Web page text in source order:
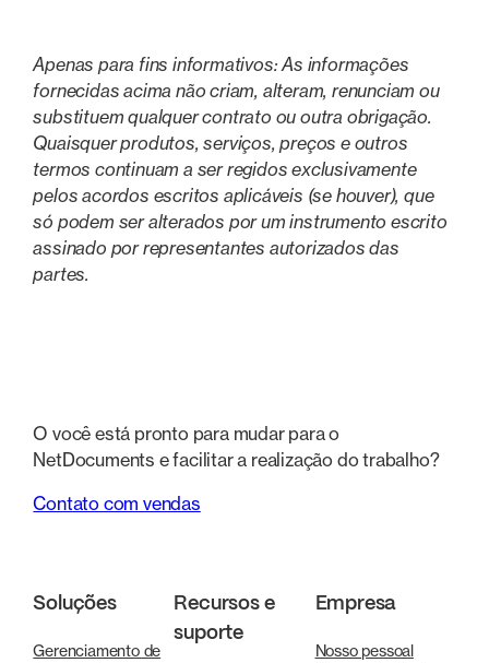
Apenas para fins informativos: As informações
fornecidas acima não criam, alteram, renunciam ou
substituem qualquer contrato ou outra obrigação.
Quaisquer produtos, serviços, preços e outros
termos continuam a ser regidos exclusivamente
pelos acordos escritos aplicáveis (se houver), que
só podem ser alterados por um instrumento escrito
assinado por representantes autorizados das
partes.
O você está pronto para mudar para o
NetDocuments e facilitar a realização do trabalho?
Contato com vendas
Soluções
Gerenciamento de
Recursos e
suporte
Empresa
Nosso pessoal